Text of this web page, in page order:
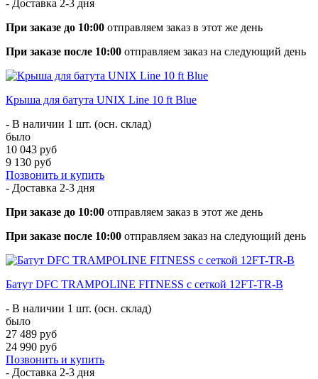
- Доставка 2-3 дня
При заказе до 10:00 отправляем заказ в этот же день
При заказе после 10:00 отправляем заказ на следующий день
Крыша для батута UNIX Line 10 ft Blue
- В наличии 1 шт. (осн. склад)
было
10 043 руб
9 130 руб
Позвонить и купить
- Доставка 2-3 дня
При заказе до 10:00 отправляем заказ в этот же день
При заказе после 10:00 отправляем заказ на следующий день
Батут DFC TRAMPOLINE FITNESS с сеткой 12FT-TR-B
- В наличии 1 шт. (осн. склад)
было
27 489 руб
24 990 руб
Позвонить и купить
- Доставка 2-3 дня